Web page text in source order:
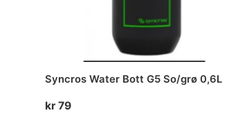
Syncros Water Bott G5 So/grø 0,6L
kr 79